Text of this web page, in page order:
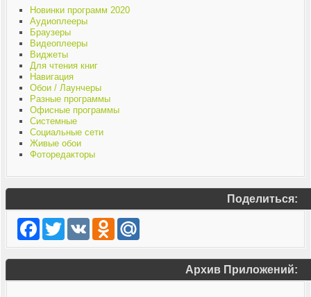
Новинки программ 2020
Аудиоплееры
Браузеры
Видеоплееры
Виджеты
Для чтения книг
Навигация
Обои / Лаунчеры
Разные программы
Офисные программы
Системные
Социальные сети
Живые обои
Фоторедакторы
Поделиться:
Facebook
TwitterVK Odnoklassniki
Mail.Ru
Архив Приложений: